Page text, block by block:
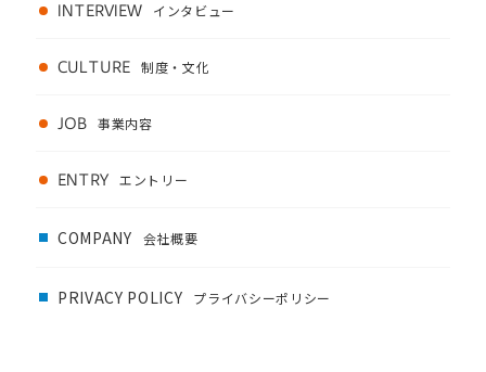
INTERVIEW インタビュー
CULTURE 制度・文化
JOB 事業内容
ENTRY エントリー
COMPANY 会社概要
PRIVACY POLICY プライバシーポリシー